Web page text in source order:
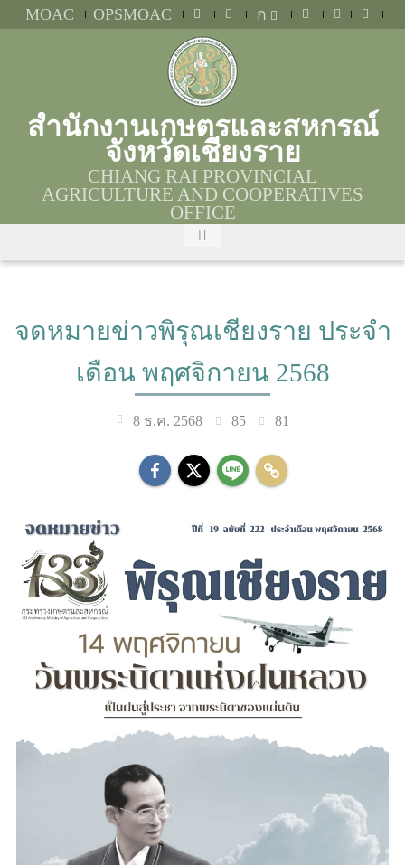
MOAC OPSMOAC ก
สำนักงานเกษตรและสหกรณ์
จังหวัดเชียงราย
CHIANG RAI PROVINCIAL
AGRICULTURE AND COOPERATIVES
OFFICE
จดหมายข่าวพิรุณเชียงราย ประจำ
เดือน พฤศจิกายน 2568
8 ธ.ค. 2568 85 81